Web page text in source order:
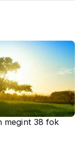
megint 38 fok